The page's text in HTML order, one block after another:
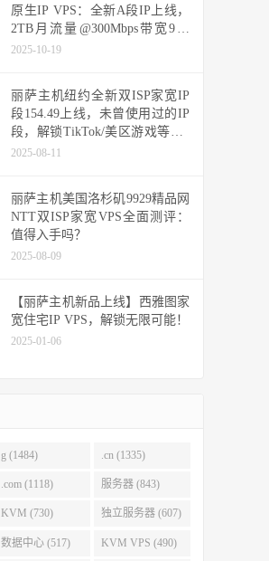
原生IP VPS：全新A段IP上线，
2TB月流量@300Mbps带宽9折
419元/年
2025-10-19
丽萨主机纽约全新双ISP家宽IP
段154.49上线，未曾使用过的IP
段，解锁TikTok/美区游戏等，9
折优惠低至61.2元/月
2025-08-11
丽萨主机美国洛杉矶9929精品网
NTT双ISP家宽VPS全面测评：
值得入手吗？
2025-08-09
【丽萨主机新品上线】西雅图家
宽住宅IP VPS，解锁无限可能！
2025-01-06
g (1484) .cn (1335)
.com (1118) 服务器 (843)
KVM (730) 独立服务器 (607)
数据中心 (517) KVM VPS (490)